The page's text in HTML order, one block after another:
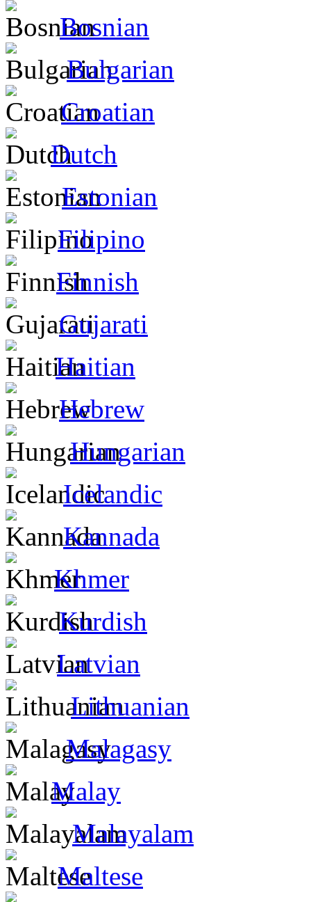
Bosnian
Bulgarian
Croatian
Dutch
Estonian
Filipino
Finnish
Gujarati
Haitian
Hebrew
Hungarian
Icelandic
Kannada
Khmer
Kurdish
Latvian
Lithuanian
Malagasy
Malay
Malayalam
Maltese